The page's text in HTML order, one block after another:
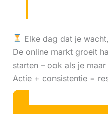
Elke dag dat je
De online markt groeit
starten – ook als je
Actie + consistentie =